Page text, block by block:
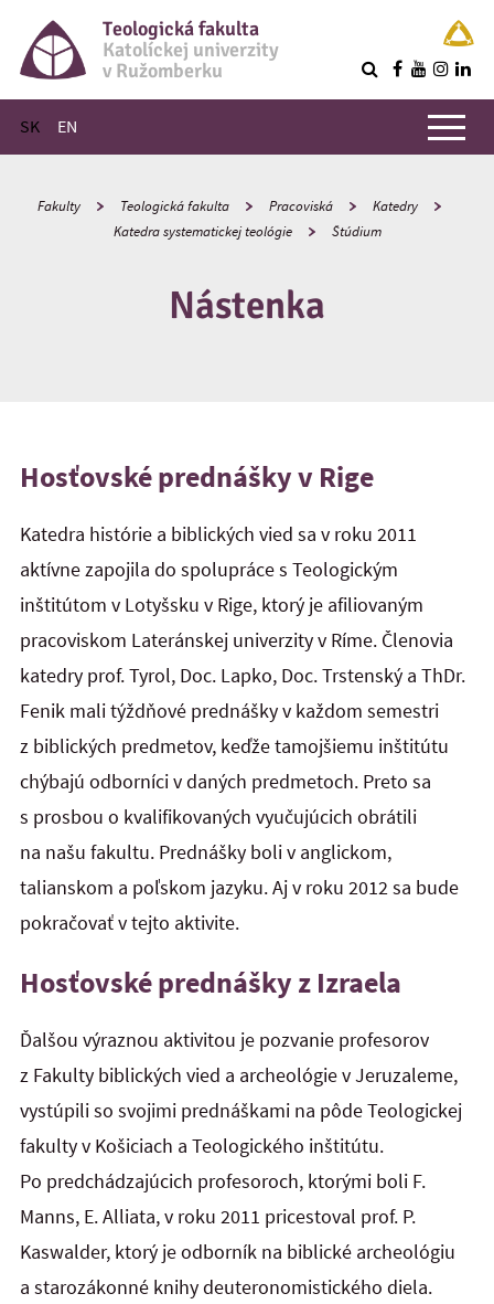
Teologická fakulta
Katolíckej univerzity
v Ružomberku
SK EN
Hlavné menu
Fakulty Teologická fakulta Pracoviská
Katedry
Katedra systematickej teológie
Štúdium
Nástenka
Hosťovské prednášky v Rige
Katedra histórie a biblických vied sa v roku 2011
aktívne zapojila do spolupráce s Teologickým
inštitútom v Lotyšsku v Rige, ktorý je afiliovaným
pracoviskom Lateránskej univerzity v Ríme. Členovia
katedry prof. Tyrol, Doc. Lapko, Doc. Trstenský a ThDr.
Fenik mali týždňové prednášky v každom semestri
z biblických predmetov, keďže tamojšiemu inštitútu
chýbajú odborníci v daných predmetoch. Preto sa
s prosbou o kvalifikovaných vyučujúcich obrátili
na našu fakultu. Prednášky boli v anglickom,
talianskom a poľskom jazyku. Aj v roku 2012 sa bude
pokračovať v tejto aktivite.
Hosťovské prednášky z Izraela
Ďalšou výraznou aktivitou je pozvanie profesorov
z Fakulty biblických vied a archeológie v Jeruzaleme,
vystúpili so svojimi prednáškami na pôde Teologickej
fakulty v Košiciach a Teologického inštitútu.
Po predchádzajúcich profesoroch, ktorými boli F.
Manns, E. Alliata, v roku 2011 pricestoval prof. P.
Kaswalder, ktorý je odborník na biblické archeológiu
a starozákonné knihy deuteronomistického diela.